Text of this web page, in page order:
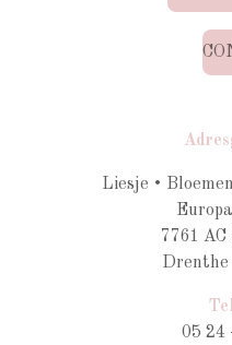
Liesje •
7761 AC
Drenthe
05 24